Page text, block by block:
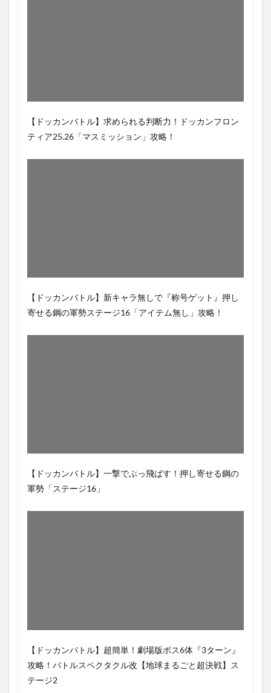
【ドッカンバトル】求められる判断力！ドッカンフロン
ティア25.26「マスミッション」攻略！
【ドッカンバトル】新キャラ無しで『称号ゲット』押し
寄せる鋼の軍勢ステージ16「アイテム無し」攻略！
【ドッカンバトル】一撃でぶっ飛ばす！押し寄せる鋼の
軍勢「ステージ16」
【ドッカンバトル】超簡単！劇場版ボス6体『3ターン』
攻略！バトルスペクタクル改【地球まるごと超決戦】ス
テージ2